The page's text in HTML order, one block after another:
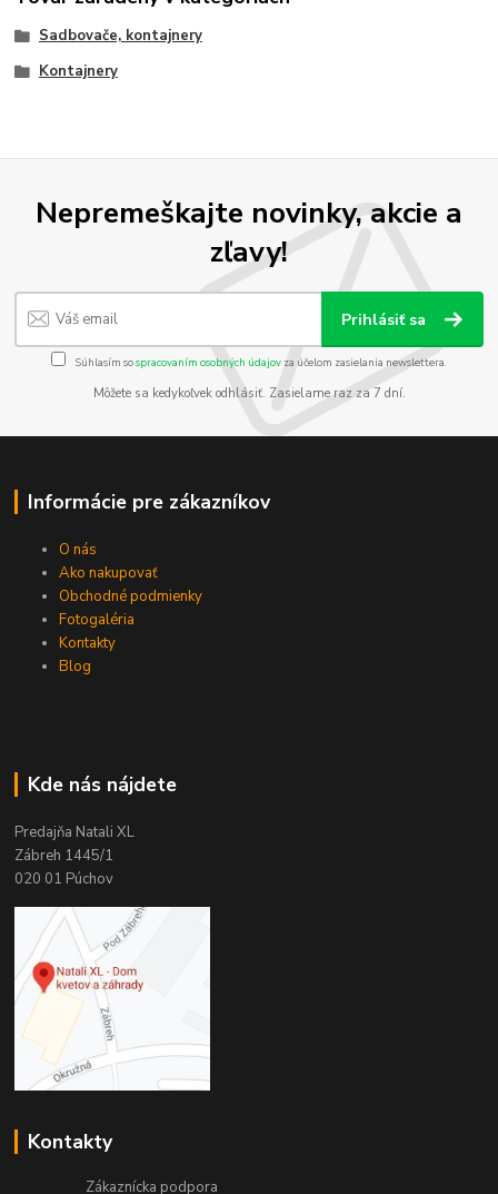
Sadbovače, kontajnery
Kontajnery
Nepremeškajte novinky, akcie a
zľavy!
Prihlásiť sa
Súhlasím sospracovaním osobných údajov za účelom zasielania newslettera.
Môžete sa kedykoľvek odhlásiť. Zasielame raz za 7 dní.
Informácie pre zákazníkov
O nás
Ako nakupovať
Obchodné podmienky
Fotogaléria
Kontakty
Blog
Kde nás nájdete
Predajňa Natali XL
Zábreh 1445/1
020 01 Púchov
Kontakty
Zákaznícka podpora